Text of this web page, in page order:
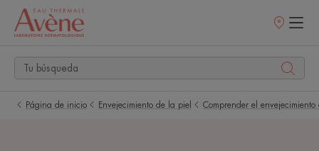
Puntos
Página de inicio Envejecimiento de la piel Comprender el